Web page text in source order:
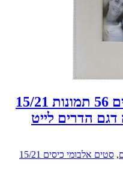
12 יחידות אלבום כיסים 56 תמונות 15/21
הדרים לייט
, סטים אלבומי כיסים 15/21